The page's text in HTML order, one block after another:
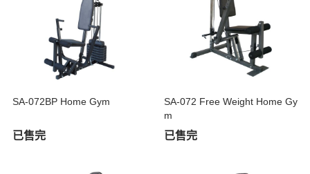
SA-072BP Home Gym
已售完
SA-072 Free Weight Home Gy
m
已售完